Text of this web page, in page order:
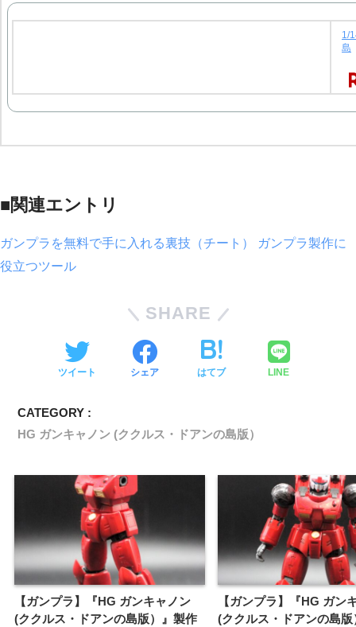
1/
島
■関連エントリ
ガンプラを無料で手に入れる裏技（チート）
ガンプラ製作に
役立つツール
SHARE
ツイート シェア はてブ LINE
CATEGORY :
HG ガンキャノン (ククルス・ドアンの島版）
【ガンプラ】『HG ガンキャノン
(ククルス・ドアンの島版）』製作
【ガンプラ】『HG ガン
(ククルス・ドアンの島版